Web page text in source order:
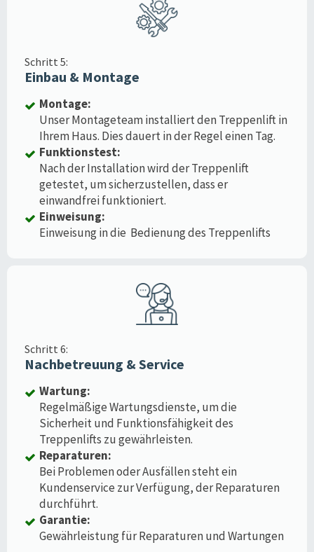
Schritt 5:
Einbau & Montage
Montage:
Unser Montageteam installiert den Treppenlift in
Ihrem Haus. Dies dauert in der Regel einen Tag.
Funktionstest:
Nach der Installation wird der Treppenlift
getestet, um sicherzustellen, dass er
einwandfrei funktioniert.
Einweisung:
Einweisung in die Bedienung des Treppenlifts
Schritt 6:
Nachbetreuung & Service
Wartung:
Regelmäßige Wartungsdienste, um die
Sicherheit und Funktionsfähigkeit des
Treppenlifts zu gewährleisten.
Reparaturen:
Bei Problemen oder Ausfällen steht ein
Kundenservice zur Verfügung, der Reparaturen
durchführt.
Garantie:
Gewährleistung für Reparaturen und Wartungen